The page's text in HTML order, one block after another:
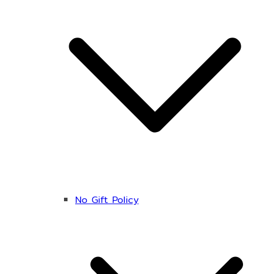
No Gift Policy